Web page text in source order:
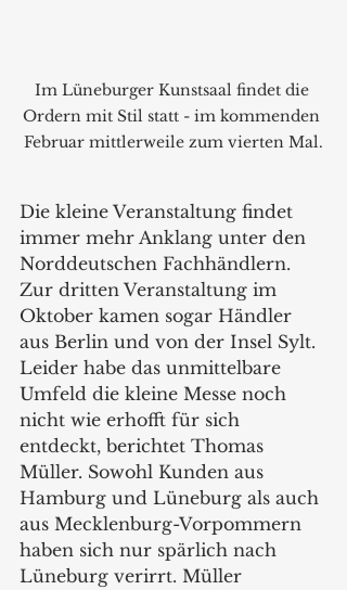
Im Lüneburger Kunstsaal findet die
Ordern mit Stil statt - im kommenden
Februar mittlerweile zum vierten Mal.
Die kleine Veranstaltung findet
immer mehr Anklang unter den
Norddeutschen Fachhändlern.
Zur dritten Veranstaltung im
Oktober kamen sogar Händler
aus Berlin und von der Insel Sylt.
Leider habe das unmittelbare
Umfeld die kleine Messe noch
nicht wie erhofft für sich
entdeckt, berichtet Thomas
Müller. Sowohl Kunden aus
Hamburg und Lüneburg als auch
aus Mecklenburg-Vorpommern
haben sich nur spärlich nach
Lüneburg verirrt. Müller